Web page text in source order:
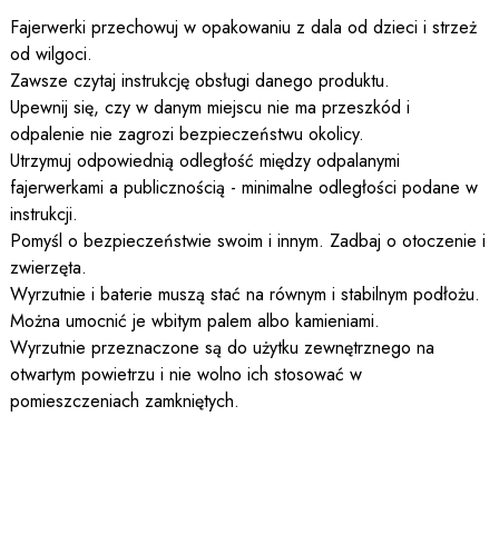
Fajerwerki przechowuj w opakowaniu z dala od dzieci i strzeż
od wilgoci.
Zawsze czytaj instrukcję obsługi danego produktu.
Upewnij się, czy w danym miejscu nie ma przeszkód i
odpalenie nie zagrozi bezpieczeństwu okolicy.
Utrzymuj odpowiednią odległość między odpalanymi
fajerwerkami a publicznością - minimalne odległości podane w
instrukcji.
Pomyśl o bezpieczeństwie swoim i innym. Zadbaj o otoczenie i
zwierzęta.
Wyrzutnie i baterie muszą stać na równym i stabilnym podłożu.
Można umocnić je wbitym palem albo kamieniami.
Wyrzutnie przeznaczone są do użytku zewnętrznego na
otwartym powietrzu i nie wolno ich stosować w
pomieszczeniach zamkniętych.